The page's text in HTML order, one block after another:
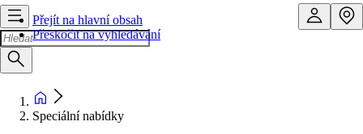
Přejít na hlavní obsah
Přeskočit na vyhledávání
Speciální nabídky